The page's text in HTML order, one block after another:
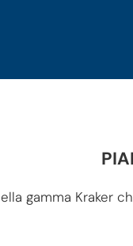
gamma Kraker